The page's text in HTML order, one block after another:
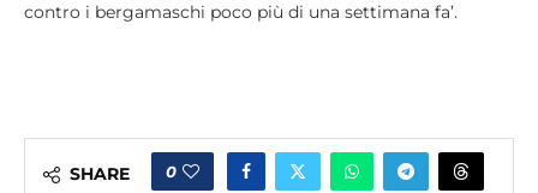
contro i bergamaschi poco più di una settimana fa’.
SHARE 0